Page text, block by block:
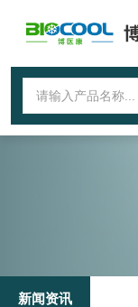
新闻资讯